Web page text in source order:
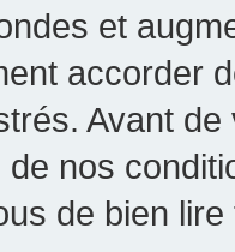
et
accorder
Avant
nos
de bien